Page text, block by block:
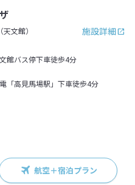
施設詳細
文館）
館バス停下車徒歩4分
「高見馬場駅」下車徒歩4分
航空＋宿泊プラン